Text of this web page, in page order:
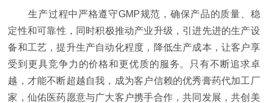
生产过程中严格遵守GMP规范，确保产品的质量、稳
定性和可靠性 ，同时积极推动产业升级，引进先进的生产设
备和工艺，提升生产自动化程度，降低生产成本，让客户享
受到更具竞争力的价格和更优质的服务。只有不断追求卓
越，才能不断超越自我，成为客户信赖的优秀膏药代加工厂
家，仙佑医药愿意与广大客户携手合作，共同发展，共创美